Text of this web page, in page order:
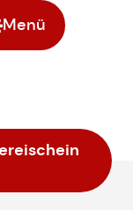
Menü